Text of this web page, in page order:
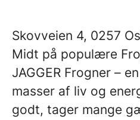
Skovveien 4, 0257
Midt på populære
JAGGER Frogner –
masser af liv og
godt, tager mange